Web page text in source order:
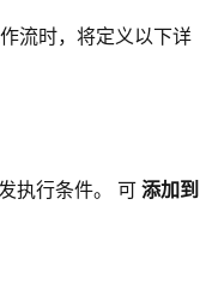
流时，将定义以下详
执行条件。 可添加到